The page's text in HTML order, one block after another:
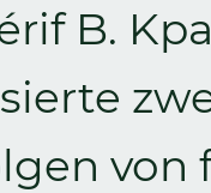
B.
von